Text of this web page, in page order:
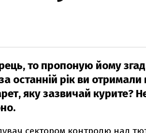
то пропоную йому
останній рік ви отримали
яку зазвичай курите?